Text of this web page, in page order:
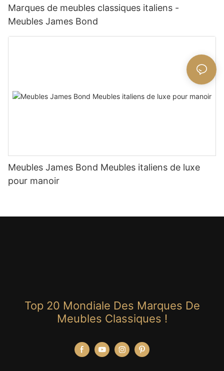
Marques de meubles classiques italiens -
Meubles James Bond
Meubles James Bond Meubles italiens de luxe
pour manoir
Top 20 Mondiale Des Marques De
Meubles Classiques !